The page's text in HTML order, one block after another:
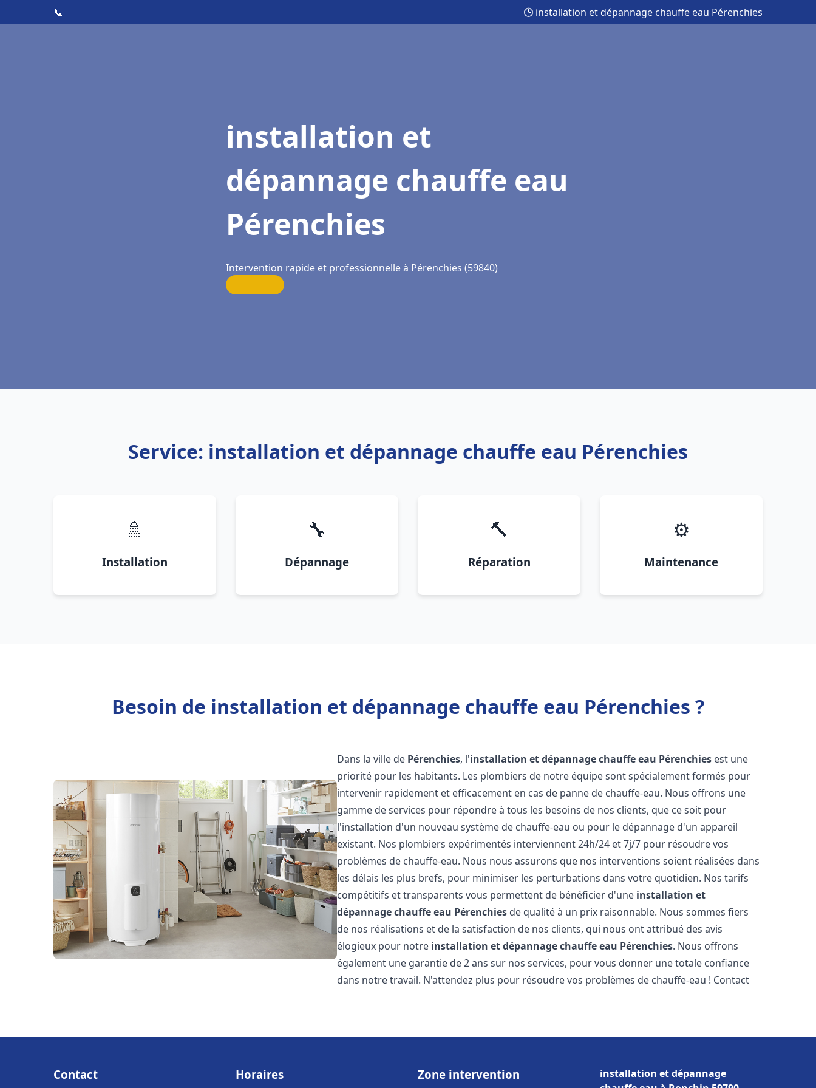
📞 🕒 installation et dépannage chauffe eau Pérenchies
installation et
dépannage chauffe eau
Pérenchies
Intervention rapide et professionnelle à Pérenchies (59840)
Service: installation et dépannage chauffe eau Pérenchies
🚿
Installation
🔧
Dépannage
🔨
Réparation
⚙️
Maintenance
Besoin de installation et dépannage chauffe eau Pérenchies ?
Dans la ville de Pérenchies, l'installation et dépannage chauffe eau Pérenchies est une
priorité pour les habitants. Les plombiers de notre équipe sont spécialement formés pour
intervenir rapidement et efficacement en cas de panne de chauffe-eau. Nous offrons une
gamme de services pour répondre à tous les besoins de nos clients, que ce soit pour
l'installation d'un nouveau système de chauffe-eau ou pour le dépannage d'un appareil
existant. Nos plombiers expérimentés interviennent 24h/24 et 7j/7 pour résoudre vos
problèmes de chauffe-eau. Nous nous assurons que nos interventions soient réalisées dans
les délais les plus brefs, pour minimiser les perturbations dans votre quotidien. Nos tarifs
compétitifs et transparents vous permettent de bénéficier d'une installation et
dépannage chauffe eau Pérenchies de qualité à un prix raisonnable. Nous sommes fiers
de nos réalisations et de la satisfaction de nos clients, qui nous ont attribué des avis
élogieux pour notre installation et dépannage chauffe eau Pérenchies. Nous offrons
également une garantie de 2 ans sur nos services, pour vous donner une totale confiance
dans notre travail. N'attendez plus pour résoudre vos problèmes de chauffe-eau ! Contact
Contact Horaires Zone intervention
installation et dépannage